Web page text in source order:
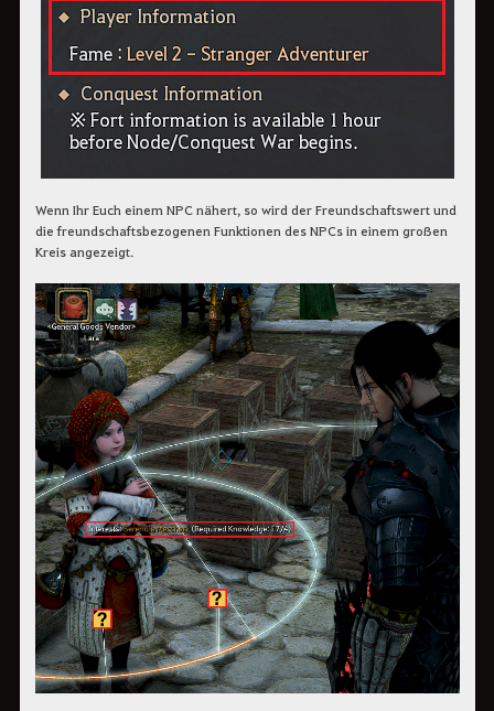
Wenn Ihr Euch einem NPC nähert, so wird der Freundschaftswert und
die freundschaftsbezogenen Funktionen des NPCs in einem großen
Kreis angezeigt.